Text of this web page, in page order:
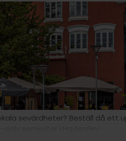
sevärdheter? Beställ då ett